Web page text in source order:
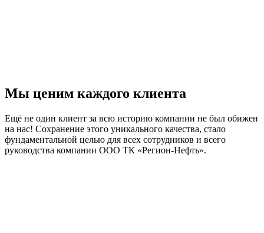
Мы ценим каждого клиента
Ещё не один клиент за всю историю компании не был обижен
на нас! Сохранение этого уникального качества, стало
фундаментальной целью для всех сотрудников и всего
руководства компании ООО ТК «Регион-Нефть».